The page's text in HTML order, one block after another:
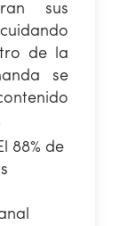
sus
de la
se
88% de